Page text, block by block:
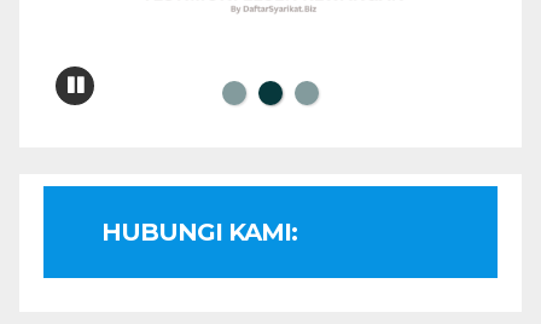
HUBUNGI KAMI: